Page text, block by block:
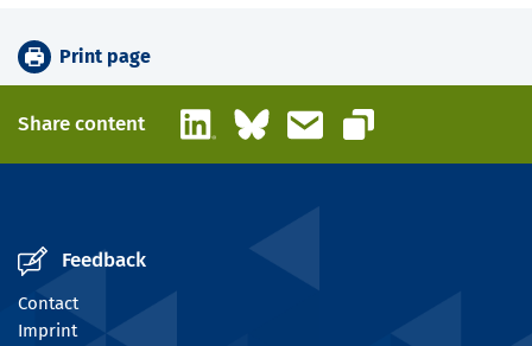
Print page
Share content LinkedInBlueskyEmail
Copy link
Feedback
Contact
Imprint